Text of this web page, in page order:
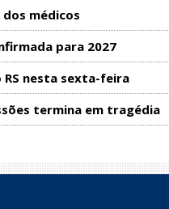
médicos
para 2027
nesta sexta-feira
termina em tragédia